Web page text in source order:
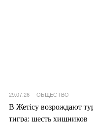
29.07.26 ОБЩЕСТВО
В Жетісу возрождают
тигра: шесть хищников